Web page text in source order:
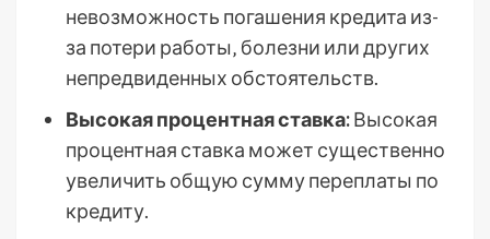
невозможность погашения кредита из-
за потери работы‚ болезни или других
непредвиденных обстоятельств.
Высокая процентная ставка:Высокая
процентная ставка может существенно
увеличить общую сумму переплаты по
кредиту.